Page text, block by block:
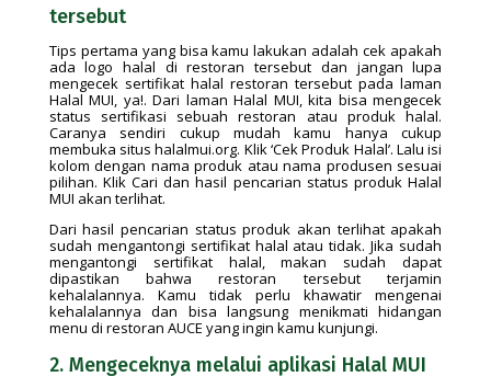
tersebut
Tips pertama yang bisa kamu lakukan adalah cek apakah
ada logo halal di restoran tersebut dan jangan lupa
mengecek sertifikat halal restoran tersebut pada laman
Halal MUI, ya!. Dari laman Halal MUI, kita bisa mengecek
status sertifikasi sebuah restoran atau produk halal.
Caranya sendiri cukup mudah kamu hanya cukup
membuka situs halalmui.org. Klik ‘Cek Produk Halal’. Lalu isi
kolom dengan nama produk atau nama produsen sesuai
pilihan. Klik Cari dan hasil pencarian status produk Halal
MUI akan terlihat.
Dari hasil pencarian status produk akan terlihat apakah
sudah mengantongi sertifikat halal atau tidak. Jika sudah
mengantongi sertifikat halal, makan sudah dapat
dipastikan bahwa restoran tersebut terjamin
kehalalannya. Kamu tidak perlu khawatir mengenai
kehalalannya dan bisa langsung menikmati hidangan
menu di restoran AUCE yang ingin kamu kunjungi.
2. Mengeceknya melalui aplikasi Halal MUI